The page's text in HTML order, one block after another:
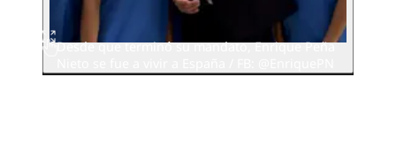
Desde que terminó su mandato, Enrique Peña